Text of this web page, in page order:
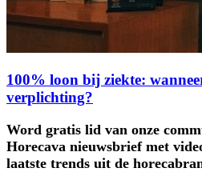
100% loon bij ziekte:
verplichting?
Word gratis lid van onze
Horecava nieuwsbrief met
laatste trends uit de